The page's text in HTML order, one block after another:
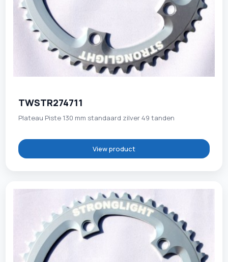
TWSTR274711
Plateau Piste 130 mm standaard zilver 49 tanden
View product